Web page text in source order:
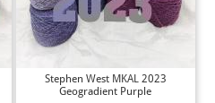
Stephen West MKAL 2023
Geogradient Purple